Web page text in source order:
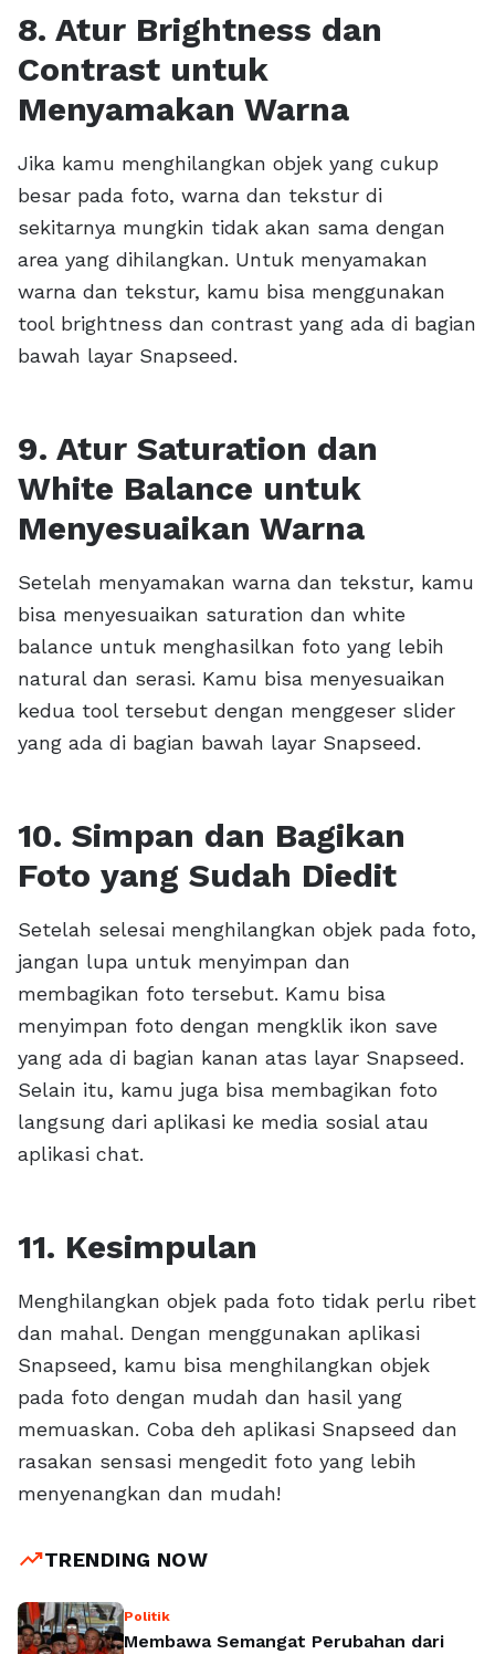
8. Atur Brightness dan
Contrast untuk
Menyamakan Warna
Jika kamu menghilangkan objek yang cukup
besar pada foto, warna dan tekstur di
sekitarnya mungkin tidak akan sama dengan
area yang dihilangkan. Untuk menyamakan
warna dan tekstur, kamu bisa menggunakan
tool brightness dan contrast yang ada di bagian
bawah layar Snapseed.
9. Atur Saturation dan
White Balance untuk
Menyesuaikan Warna
Setelah menyamakan warna dan tekstur, kamu
bisa menyesuaikan saturation dan white
balance untuk menghasilkan foto yang lebih
natural dan serasi. Kamu bisa menyesuaikan
kedua tool tersebut dengan menggeser slider
yang ada di bagian bawah layar Snapseed.
10. Simpan dan Bagikan
Foto yang Sudah Diedit
Setelah selesai menghilangkan objek pada foto,
jangan lupa untuk menyimpan dan
membagikan foto tersebut. Kamu bisa
menyimpan foto dengan mengklik ikon save
yang ada di bagian kanan atas layar Snapseed.
Selain itu, kamu juga bisa membagikan foto
langsung dari aplikasi ke media sosial atau
aplikasi chat.
11. Kesimpulan
Menghilangkan objek pada foto tidak perlu ribet
dan mahal. Dengan menggunakan aplikasi
Snapseed, kamu bisa menghilangkan objek
pada foto dengan mudah dan hasil yang
memuaskan. Coba deh aplikasi Snapseed dan
rasakan sensasi mengedit foto yang lebih
menyenangkan dan mudah!
trending_upTRENDING NOW
Politik
Membawa Semangat Perubahan dari